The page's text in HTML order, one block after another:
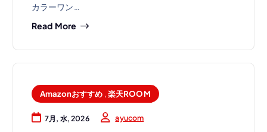
カラーワン…
Read More
Amazonおすすめ ,楽天ROOM
7月, 水, 2026 ayucom